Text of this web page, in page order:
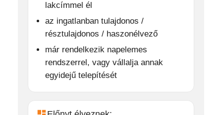
lakcímmel él
az ingatlanban tulajdonos /
résztulajdonos / haszonélvező
már rendelkezik napelemes
rendszerrel, vagy vállalja annak
egyidejű telepítését